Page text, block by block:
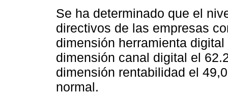
Se ha determinado que el
directivos de las empresas
dimensión herramienta
dimensión canal digital el
dimensión rentabilidad el
normal.